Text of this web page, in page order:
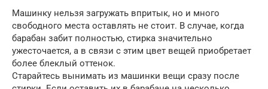
Машинку нельзя загружать впритык, но и много
свободного места оставлять не стоит. В случае, когда
барабан забит полностью, стирка значительно
ужесточается, а в связи с этим цвет вещей приобретает
более блеклый оттенок.
Старайтесь вынимать из машинки вещи сразу после